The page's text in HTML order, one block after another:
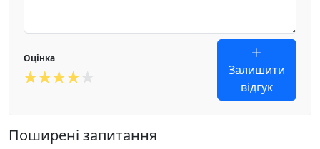
Оцінка
Залишити
відгук
Поширені запитання